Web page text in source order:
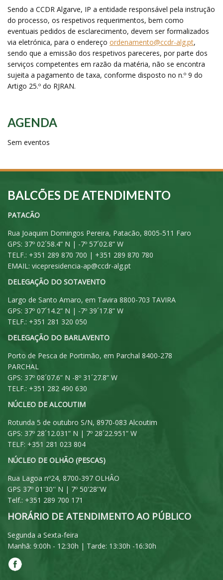
Sendo a CCDR Algarve, IP a entidade responsável pela instrução
do processo, os respetivos requerimentos, bem como
eventuais pedidos de esclarecimento, devem ser formalizados
via eletrónica, para o endereço ordenamento@ccdr-alg.pt,
sendo que a emissão dos respetivos pareceres, por parte dos
serviços competentes em razão da matéria, não se encontra
sujeita a pagamento de taxa, conforme disposto no n.º 9 do
Artigo 25.º do RJRAN.
AGENDA
Sem eventos
BALCÕES DE ATENDIMENTO
PATACÃO
Rua Joaquim Domingos Pereira, Patacão, 8005-511 Faro
GPS: 37º 02´58.4” N | -7º 57´02.8” W
TELF.: +351 289 870 700 | +351 289 870 780
EMAIL: vicepresidencia-ap@ccdr-alg.pt
DELEGAÇÃO DO SOTAVENTO
Largo de Santo Amaro, em Tavira 8800-703 TAVIRA
GPS: 37º 07´14.2” N | -7º 39´17.8” W
TELF.: +351 281 320 050
DELEGAÇÃO DO BARLAVENTO
Porto de Pesca de Portimão, em Parchal 8400-278
PARCHAL
GPS: 37º 08´07.6” N -8º 31´27.8” W
TELF.: +351 282 490 630
NÚCLEO DE ALCOUTIM
Rotunda 5 de outubro S/N, 8970-083 Alcoutim
GPS: 37º 28´12.031” N | 7º 28´22.951” W
TELF: +351 281 023 804
NÚCLEO DE OLHÃO (PESCAS)
Rua Lagoa nº24, 8700-397 OLHÂO
GPS 37º 01'30'' N | 7º 50'28''W
Telf.: +351 289 700 171
HORÁRIO DE ATENDIMENTO AO PÚBLICO
Segunda a Sexta-feira
Manhã: 9:00h - 12:30h | Tarde: 13:30h -16:30h